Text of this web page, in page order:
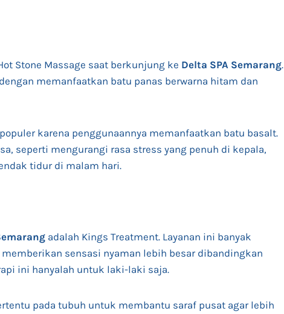
Stone Massage saat berkunjung ke Delta SPA Semarang.
memanfaatkan batu panas berwarna hitam dan
karena penggunaannya memanfaatkan batu basalt.
seperti mengurangi rasa stress yang penuh di kepala,
tidur di malam hari.
adalah Kings Treatment. Layanan ini banyak
sensasi nyaman lebih besar dibandingkan
ini hanyalah untuk laki-laki saja.
pada tubuh untuk membantu saraf pusat agar lebih